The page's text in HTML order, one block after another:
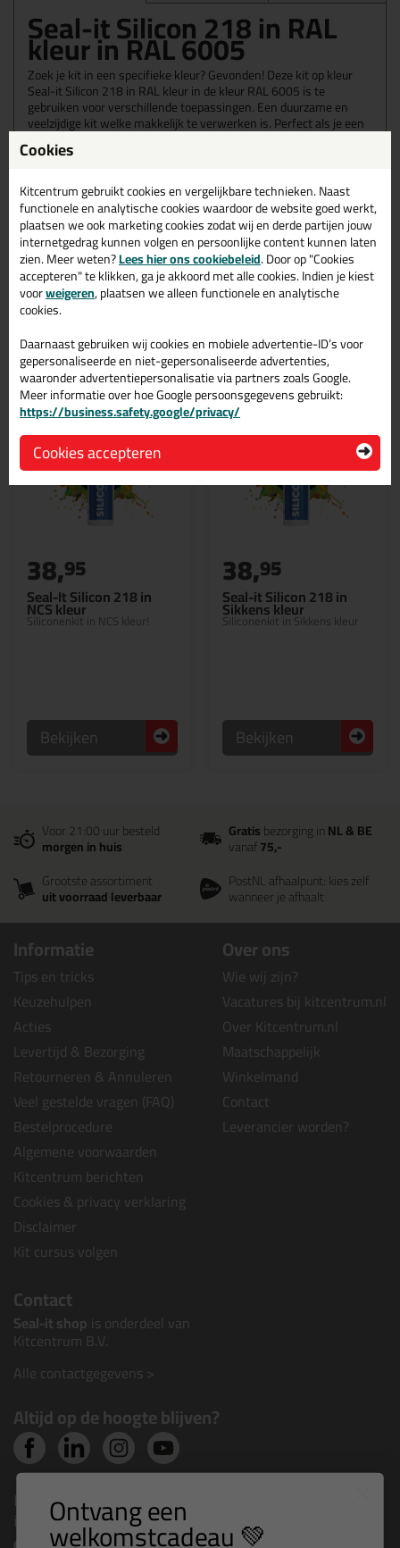
Seal-it Silicon 218 in RAL
kleur in RAL 6005
Zoek je kit in een specifieke kleur? Gevonden! Deze kit op kleur
Seal-it Silicon 218 in RAL kleur in de kleur RAL 6005 is te
gebruiken voor verschillende toepassingen. Een duurzame en
veelzijdige kit welke makkelijk te verwerken is. Perfect als je een
bijpassende kleur zoekt met gegarandeerd een topresultaat.
Bestel de Seal-it Silicon 218 in RAL kleur in kleur RAL 6005
huis.
Wil je meer weten over de toepassing en kenmerken van dit
product?Lees alles over dit product >
Gerelateerde producten
Seal-It Silicon 218 in
NCS kleur
Siliconenkit in NCS kleur!
38,95
Bekijken
Seal-it Silicon 218 in
Sikkens kleur
Siliconenkit in Sikkens kleur
38,95
Bekijken
Voor 21:00 uur besteld
morgen in huis
Gratisbezorging inNL & BE
vanaf75,-
Grootste assortiment
uit voorraad leverbaar
PostNL afhaalpunt: kies zelf
wanneer je afhaalt
Informatie
Tips en tricks
Keuzehulpen
Acties
Levertijd & Bezorging
Retourneren & Annuleren
Veel gestelde vragen (FAQ)
Bestelprocedure
Algemene voorwaarden
Kitcentrum berichten
Cookies & privacy verklaring
Disclaimer
Kit cursus volgen
Over ons
Wie wij zijn?
Vacatures bij kitcentrum.nl
Over Kitcentrum.nl
Maatschappelijk
Winkelmand
Contact
Leverancier worden?
Contact
Seal-it shop is onderdeel van
Kitcentrum B.V.
Alle contactgegevens >
Altijd op de hoogte blijven?
Nieuws, tips en exclusieve deals rechtstreeks in je
inbox
Cookies
Kitcentrum gebruikt cookies en vergelijkbare technieken. Naast
functionele en analytische cookies waardoor de website goed werkt,
plaatsen we ook marketing cookies zodat wij en derde partijen jouw
internetgedrag kunnen volgen en persoonlijke content kunnen laten
zien. Meer weten?Lees hier ons cookiebeleid. Door op "Cookies
accepteren" te klikken, ga je akkoord met alle cookies. Indien je kiest
voorweigeren, plaatsen we alleen functionele en analytische
cookies.
Daarnaast gebruiken wij cookies en mobiele advertentie-ID’s voor
gepersonaliseerde en niet-gepersonaliseerde advertenties,
waaronder advertentiepersonalisatie via partners zoals Google.
Meer informatie over hoe Google persoonsgegevens gebruikt:
https://business.safety.google/privacy/
Cookies accepteren
Ontvang een
welkomstcadeau 💚